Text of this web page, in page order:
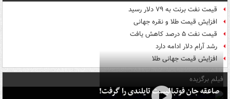
قیمت نفت برنت به ۷۹ دلار رسید
افزایش قیمت طلا و نقره جهانی
قیمت نفت ۵ درصد کاهش یافت
رشد آرام دلار ادامه دارد
افزایش قیمت جهانی طلا
فیلم برگزیده
صاعقه جان فوتبالیست تایلندی را گرفت!